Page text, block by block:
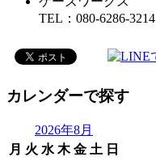
TEL：080-6286-3214
カレンダーで探す
2026年8月
月 火 水 木 金 土 日